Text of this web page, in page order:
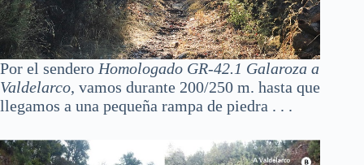
Por el sendero Homologado GR-42.1 Galaroza a
Valdelarco, vamos durante 200/250 m. hasta que
llegamos a una pequeña rampa de piedra . . .